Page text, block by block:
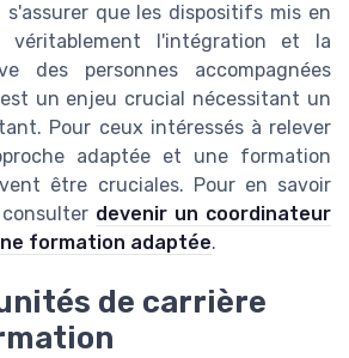
s'assurer que les dispositifs mis en
véritablement l'intégration et la
des personnes accompagnées
un enjeu crucial nécessitant un
Pour ceux intéressés à relever
adaptée et une formation
être cruciales. Pour en savoir
devenir un coordinateur
formation adaptée.
de carrière